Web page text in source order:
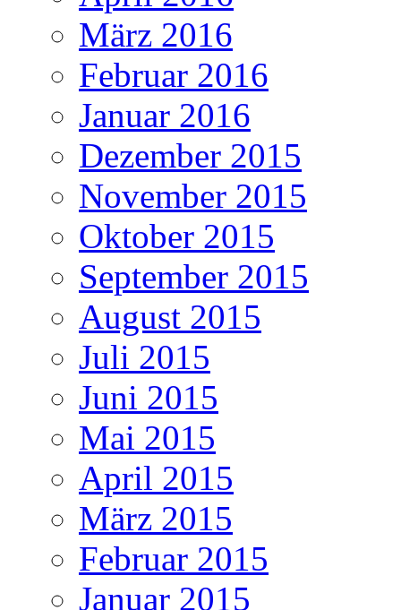
März 2016
Februar 2016
Januar 2016
Dezember 2015
November 2015
Oktober 2015
September 2015
August 2015
Juli 2015
Juni 2015
Mai 2015
April 2015
März 2015
Februar 2015
Januar 2015